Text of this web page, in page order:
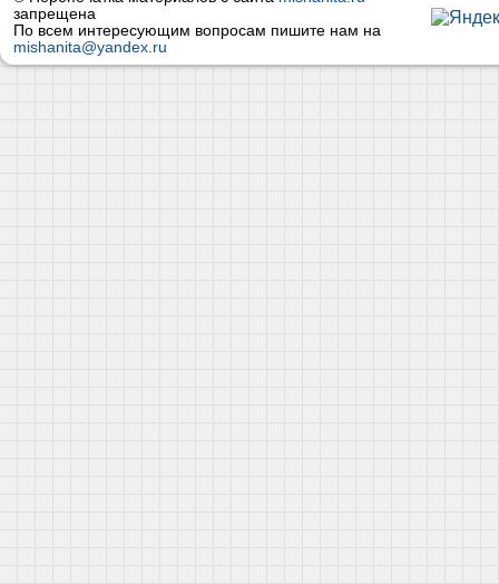
запрещена
По всем интересующим вопросам пишите нам на
mishanita@yandex.ru